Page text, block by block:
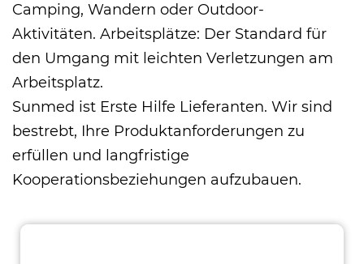
Camping, Wandern oder Outdoor-
Aktivitäten. Arbeitsplätze: Der Standard für
den Umgang mit leichten Verletzungen am
Arbeitsplatz.
Sunmed ist Erste Hilfe Lieferanten. Wir sind
bestrebt, Ihre Produktanforderungen zu
erfüllen und langfristige
Kooperationsbeziehungen aufzubauen.